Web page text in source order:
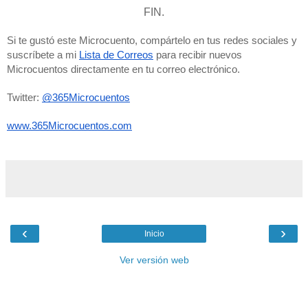
FIN.
Si te gustó este Microcuento, compártelo en tus redes sociales y
suscríbete a mi Lista de Correos para recibir nuevos
Microcuentos directamente en tu correo electrónico.
Twitter: @365Microcuentos
www.365Microcuentos.com
‹ ›
Inicio
Ver versión web